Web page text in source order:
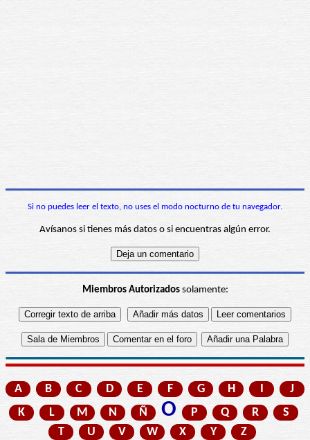
Si no puedes leer el texto, no uses el modo nocturno de tu navegador.
Avísanos si tienes más datos o si encuentras algún error.
Miembros Autorizadossolamente:
A B C D E F G H I
J
K
L M N Ñ O P Q R
S
T
U V W X Y Z